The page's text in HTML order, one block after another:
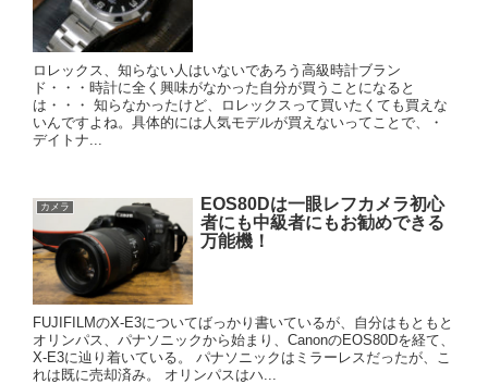
ロレックス、知らない人はいないであろう高級時計ブラン
ド・・・時計に全く興味がなかった自分が買うことになると
は・・・ 知らなかったけど、ロレックスって買いたくても買えな
いんですよね。具体的には人気モデルが買えないってことで、・
デイトナ...
カメラ
EOS80Dは一眼レフカメラ初心
者にも中級者にもお勧めできる
万能機！
FUJIFILMのX-E3についてばっかり書いているが、自分はもともと
オリンパス、パナソニックから始まり、CanonのEOS80Dを経て、
X-E3に辿り着いている。 パナソニックはミラーレスだったが、こ
れは既に売却済み。 オリンパスはハ...